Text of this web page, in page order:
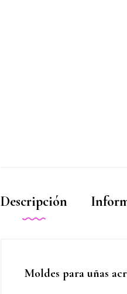
Descripción
Moldes para uñas